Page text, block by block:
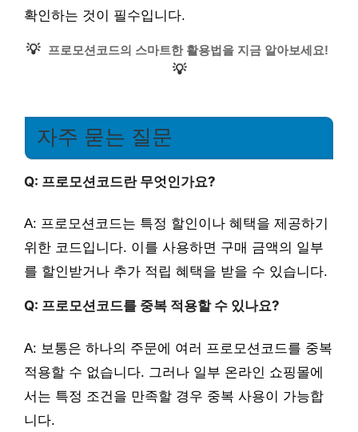
확인하는 것이 필수입니다.
💡 프로모션코드의 스마트한 활용법을 지금 알아보세요!
💡
자주 묻는 질문
Q: 프로모션코드란 무엇인가요?
A: 프로모션코드는 특정 할인이나 혜택을 제공하기
위한 코드입니다. 이를 사용하면 구매 금액의 일부
를 할인받거나 추가 적립 혜택을 받을 수 있습니다.
Q: 프로모션코드를 중복 적용할 수 있나요?
A: 보통은 하나의 주문에 여러 프로모션코드를 중복
적용할 수 없습니다. 그러나 일부 온라인 쇼핑몰에
서는 특정 조건을 만족할 경우 중복 사용이 가능합
니다.